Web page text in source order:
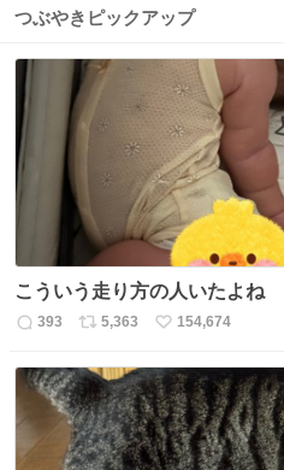
つぶやきピックアップ
こういう走り方の人いたよね
返
数
393
リ
ス
ト
数
5,363
い
ね
数
154,674